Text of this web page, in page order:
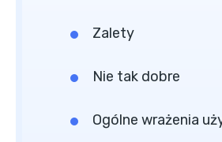
Zalety
Nie tak dobre
Ogólne wrażenia